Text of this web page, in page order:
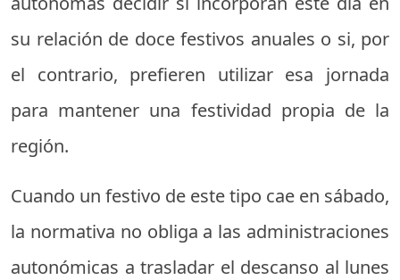
su relación de doce festivos anuales o si, por
el contrario, prefieren utilizar esa jornada
para mantener una festividad propia de la
región.
Cuando un festivo de este tipo cae en sábado,
la normativa no obliga a las administraciones
autonómicas a trasladar el descanso al lunes